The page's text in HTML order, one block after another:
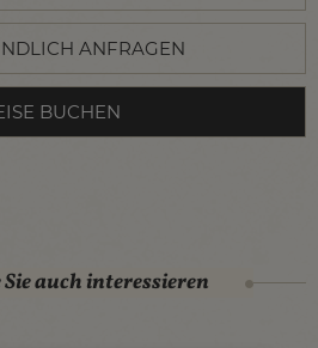
ANFRAGEN
BUCHEN
auch interessieren